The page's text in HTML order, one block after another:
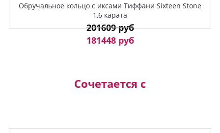
Обручальное кольцо с иксами Тиффани Sixteen Stone
1,6 карата
201609 руб
181448 руб
Сочетается с